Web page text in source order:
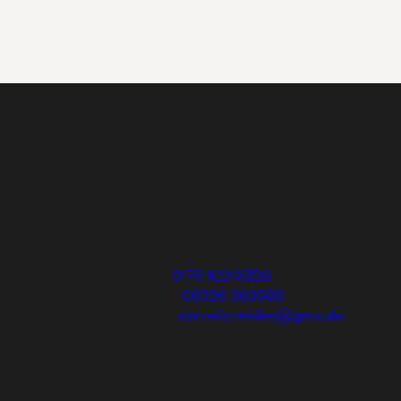
0176 10245128
08326 383988
cornelia.weiler@gmx.de